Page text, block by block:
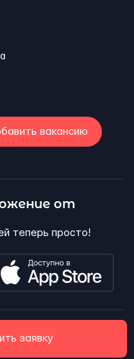
заявку
вакансию
от
теперь просто!
2026 ©